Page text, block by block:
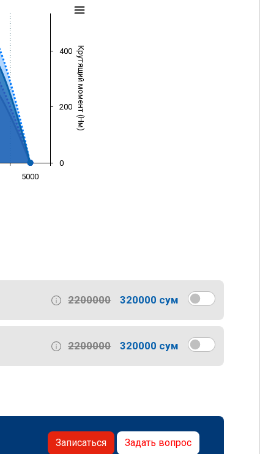
Крутящий момент (Нм)
5000
0
200
400
2200000 320000 сум
2200000 320000 сум
Записаться Задать вопрос